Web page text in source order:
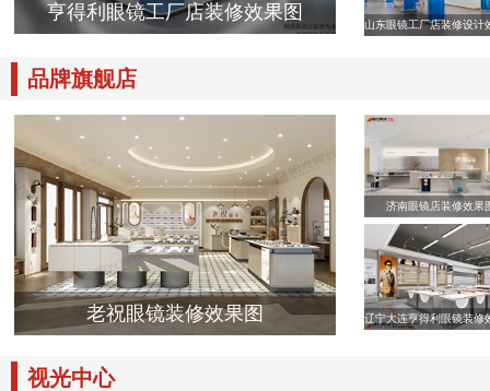
亨得利眼镜工厂店装修效果图
山东眼镜工厂店装修设计
品牌旗舰店
老祝眼镜装修效果图
济南眼镜店装修效果
辽宁大连亨得利眼镜装修
视光中心